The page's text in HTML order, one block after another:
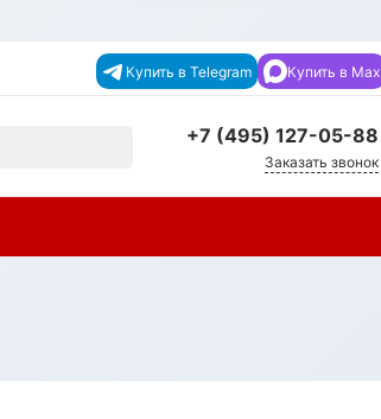
Купить в Telegram Купить в Max
+7 (495) 127-05-88‬
19 к.1, ТЦ Каширский двор,
Заказать звонок